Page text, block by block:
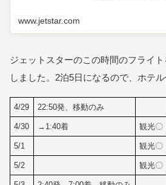
www.jetstar.com
ジェットスターのこの時間のフライ
しました。2泊5日になるので、ホテ
4/29 22:50発、移動のみ
4/30 →1:40着 観光〇
5/1 観光〇
5/2 観光〇